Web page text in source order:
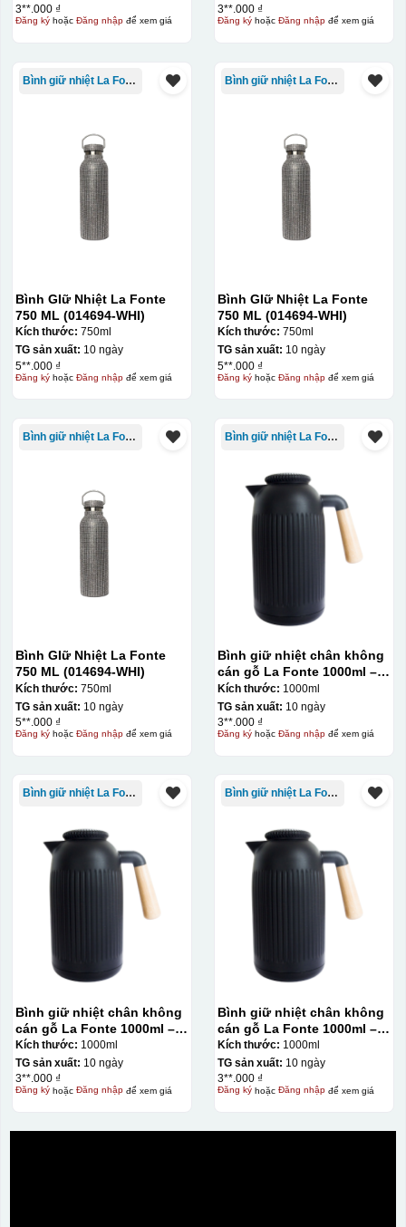
3**.000 ₫
Đăng kýhoặc Đăng nhậpđể xem giá
3**.000 ₫
Đăng kýhoặc Đăng nhậpđể xem giá
Bình giữ nhiệt La Fonte
Bình GIữ Nhiệt La Fonte
750 ML (014694-WHI)
Kích thước: 750ml
TG sản xuất: 10 ngày
5**.000 ₫
Đăng kýhoặc Đăng nhậpđể xem giá
Bình giữ nhiệt La Fonte
Bình GIữ Nhiệt La Fonte
750 ML (014694-WHI)
Kích thước: 750ml
TG sản xuất: 10 ngày
5**.000 ₫
Đăng kýhoặc Đăng nhậpđể xem giá
Bình giữ nhiệt La Fonte
Bình GIữ Nhiệt La Fonte
750 ML (014694-WHI)
Kích thước: 750ml
TG sản xuất: 10 ngày
5**.000 ₫
Đăng kýhoặc Đăng nhậpđể xem giá
Bình giữ nhiệt La Fonte
Bình giữ nhiệt chân không
cán gỗ La Fonte 1000ml –
011679
Kích thước: 1000ml
TG sản xuất: 10 ngày
3**.000 ₫
Đăng kýhoặc Đăng nhậpđể xem giá
Bình giữ nhiệt La Fonte
Bình giữ nhiệt chân không
cán gỗ La Fonte 1000ml –
011679
Kích thước: 1000ml
TG sản xuất: 10 ngày
3**.000 ₫
Đăng kýhoặc Đăng nhậpđể xem giá
Bình giữ nhiệt La Fonte
Bình giữ nhiệt chân không
cán gỗ La Fonte 1000ml –
011679
Kích thước: 1000ml
TG sản xuất: 10 ngày
3**.000 ₫
Đăng kýhoặc Đăng nhậpđể xem giá